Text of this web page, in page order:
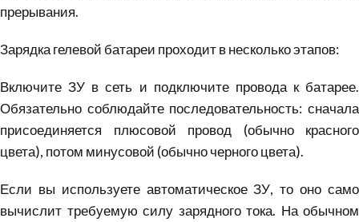
прерывания.
Зарядка гелевой батареи проходит в несколько этапов:
Включите ЗУ в сеть и подключите провода к батарее.
Обязательно соблюдайте последовательность: сначала
присоединяется плюсовой провод (обычно красного
цвета), потом минусовой (обычно черного цвета).
Если вы используете автоматическое ЗУ, то оно само
вычислит требуемую силу зарядного тока. На обычном